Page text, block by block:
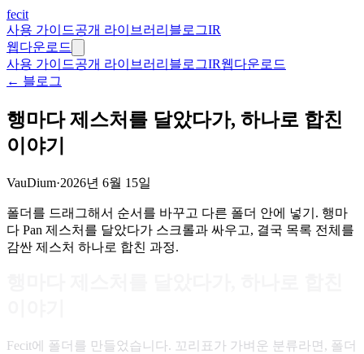
fecit
사용 가이드공개 라이브러리 블로그IR
웹다운로드
사용 가이드공개 라이브러리 블로그IR웹다운로드
← 블로그
행마다 제스처를 달았다가, 하나로 합친
이야기
VauDium·2026년 6월 15일
폴더를 드래그해서 순서를 바꾸고 다른 폴더 안에 넣기. 행마
다 Pan 제스처를 달았다가 스크롤과 싸우고, 결국 목록 전체를
감싼 제스처 하나로 합친 과정.
Fecit에 폴더를 만들었습니다. 꼬리표가 가벼운 분류라면, 폴더